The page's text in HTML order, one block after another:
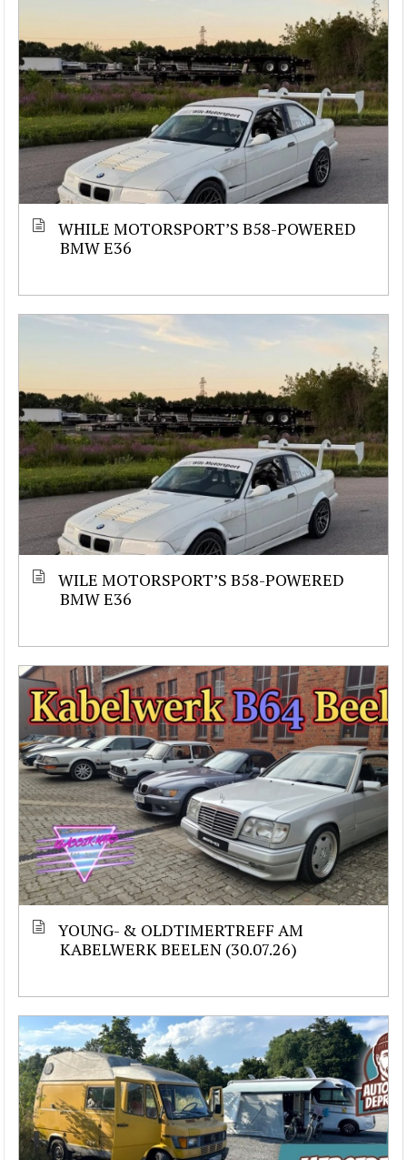
WHILE MOTORSPORT’S B58-POWERED
BMW E36
WILE MOTORSPORT’S B58-POWERED
BMW E36
YOUNG- & OLDTIMERTREFF AM
KABELWERK BEELEN (30.07.26)